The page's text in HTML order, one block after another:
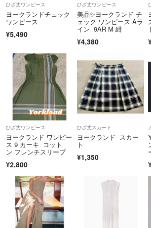
商品到着から5日以内にご連絡、返品受付後5日
返送ください。期限を過ぎた場合、初期不良等
ねます。 必ず商品を受け取られた際に状態の確
クリーニングやアフターサービス代等の商品代
の場合の一部返金での対応などはお受けできま
Cランク以下の商品については、いかなる理由で
ていただいております。
当アカウントはラクマ公式パートナーです。
◆特商法：https://fril.jp/ts/official/law/vtr/
◆返品特約：
https://fril.jp/ts/official/law/vtr/
◆適格請求書発行事業者登録番号：
ひざ丈ワンピース
ヨークランドチェック
ワンピース
¥5,490
ひざ丈ワンピース
美品✨ヨークランド チ
ェック ワンピース Aラ
イン 9AR M 紺
¥4,380
ひざ丈ワンピース
ヨークランド ワンピー
ス 9 カーキ コット
ン フレンチスリーブ
¥2,800
ひざ丈スカート
ヨークランド スカー
ト
¥1,350